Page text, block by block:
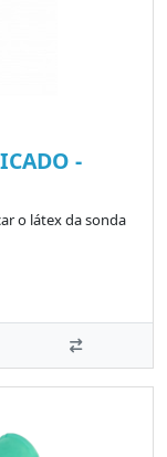
-
o látex da sonda